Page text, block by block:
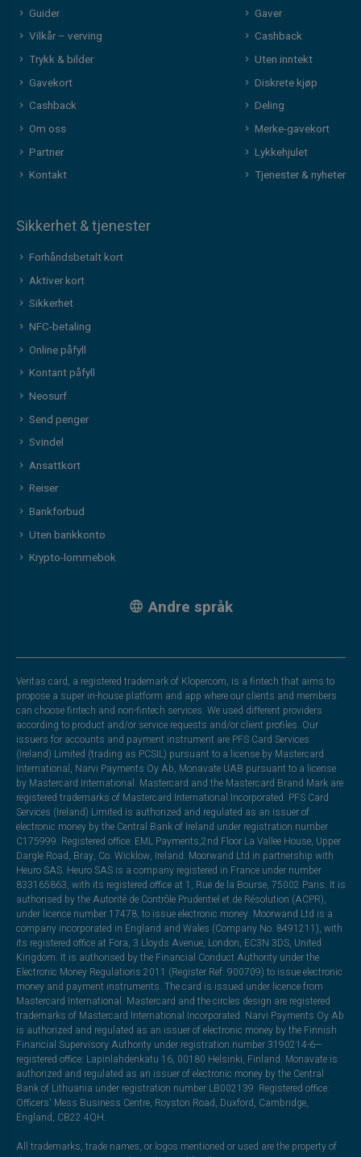
Guider
Vilkår – verving
Trykk & bilder
Gavekort
Cashback
Om oss
Partner
Kontakt
Gaver
Cashback
Uten inntekt
Diskrete kjøp
Deling
Merke-gavekort
Lykkehjulet
Tjenester & nyheter
Sikkerhet & tjenester
Forhåndsbetalt kort
Aktiver kort
Sikkerhet
NFC-betaling
Online påfyll
Kontant påfyll
Neosurf
Send penger
Svindel
Ansattkort
Reiser
Bankforbud
Uten bankkonto
Krypto-lommebok
Andre språk
Veritas card, a registered trademark of Klopercom, is a fintech that aims to
propose a super in-house platform and app where our clients and members
can choose fintech and non-fintech services. We used different providers
according to product and/or service requests and/or client profiles. Our
issuers for accounts and payment instrument are PFS Card Services
(Ireland) Limited (trading as PCSIL) pursuant to a license by Mastercard
International, Narvi Payments Oy Ab, Monavate UAB pursuant to a license
by Mastercard International. Mastercard and the Mastercard Brand Mark are
registered trademarks of Mastercard International Incorporated. PFS Card
Services (Ireland) Limited is authorized and regulated as an issuer of
electronic money by the Central Bank of Ireland under registration number
C175999. Registered office: EML Payments,2nd Floor La Vallee House, Upper
Dargle Road, Bray, Co. Wicklow, Ireland. Moorwand Ltd in partnership with
Heuro SAS. Heuro SAS is a company registered in France under number
833165863, with its registered office at 1, Rue de la Bourse, 75002 Paris. It is
authorised by the Autorité de Contrôle Prudentiel et de Résolution (ACPR),
under licence number 17478, to issue electronic money. Moorwand Ltd is a
company incorporated in England and Wales (Company No. 8491211), with
its registered office at Fora, 3 Lloyds Avenue, London, EC3N 3DS, United
Kingdom. It is authorised by the Financial Conduct Authority under the
Electronic Money Regulations 2011 (Register Ref: 900709) to issue electronic
money and payment instruments. The card is issued under licence from
Mastercard International. Mastercard and the circles design are registered
trademarks of Mastercard International Incorporated. Narvi Payments Oy Ab
is authorized and regulated as an issuer of electronic money by the Finnish
Financial Supervisory Authority under registration number 3190214-6—
registered office: Lapinlahdenkatu 16, 00180 Helsinki, Finland. Monavate is
authorized and regulated as an issuer of electronic money by the Central
Bank of Lithuania under registration number LB002139. Registered office:
Officers' Mess Business Centre, Royston Road, Duxford, Cambridge,
England, CB22 4QH.
All trademarks, trade names, or logos mentioned or used are the property of